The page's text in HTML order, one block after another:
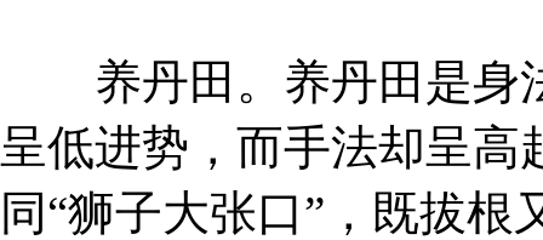
养丹田。养丹田是身
呈低进势，而手法却呈
同“狮子大张口”，既拔根